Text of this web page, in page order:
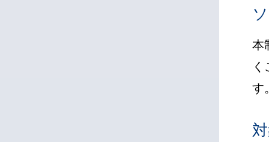
本
す